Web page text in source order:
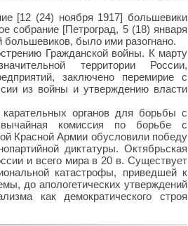
[12 (24) ноября 1917] большевики
собрание [Петроград, 5 (18) января
большевиков, было ими разогнано.
Гражданской войны. К марту
территории России,
заключено перемирие с
из войны и утверждению власти
органов для борьбы с
комиссия по борьбе с
Красной Армии обусловили победу
диктатуры. Октябрьская
и всего мира в 20 в. Существует
катастрофы, приведшей к
до апологетических утверждений
как демократического строя